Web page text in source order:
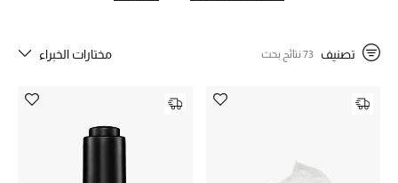
ما وصلنا حديثاً
تصنيف 73 نتائج بحث مختارات الخبراء